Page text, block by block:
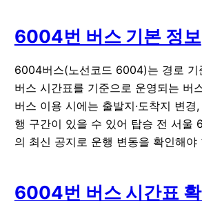
6004번 버스 기본 정보
6004버스(노선코드 6004)는 경로
버스 시간표를 기준으로 운영되는 버
버스 이용 시에는 출발지·도착지 변경
행 구간이 있을 수 있어 탑승 전 서울
의 최신 공지로 운행 변동을 확인해야
6004번 버스 시간표